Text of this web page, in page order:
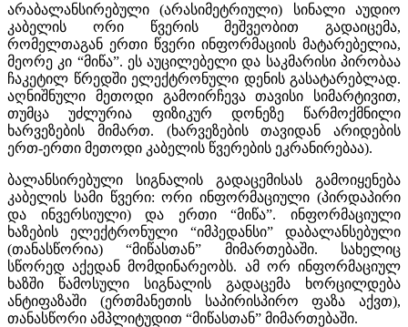
არაბალანსირებული (არასიმეტრიული) სინალი აუდიო
კაბელის ორი წვერის მეშვეობით გადაიცემა,
რომელთაგან ერთი წვერი ინფორმაციის მატარებელია,
მეორე კი “მიწა”. ეს აუცილებელი და საკმარისი პირობაა
ჩაკეტილ წრედში ელექტრონული დენის გასატარებლად.
აღნიშნული მეთოდი გამოირჩევა თავისი სიმარტივით,
თუმცა უძლურია ფიზიკურ დონეზე წარმოქმნილი
ხარვეზების მიმართ. (ხარვეზების თავიდან არიდების
ერთ-ერთი მეთოდი კაბელის წვერების ეკრანირებაა).
ბალანსირებული სიგნალის გადაცემისას გამოიყენება
კაბელის სამი წვერი: ორი ინფორმაციული (პირდაპირი
და ინვერსიული) და ერთი “მიწა”. ინფორმაციული
ხაზების ელექტრონული “იმპედანსი” დაბალანსებული
(თანასწორია) “მიწასთან” მიმართებაში. სახელიც
სწორედ აქედან მომდინარეობს. ამ ორ ინფორმაციულ
ხაზში წამოსული სიგნალის გადაცემა ხორცილდება
ანტიფაზაში (ერთმანეთის საპირისპირო ფაზა აქვთ),
თანასწორი ამპლიტუდით “მიწასთან” მიმართებაში.